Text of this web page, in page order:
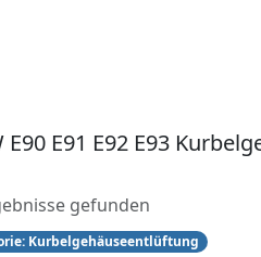
E90 E91 E92 E93
gefunden
Kurbelgehäuseentlüftung